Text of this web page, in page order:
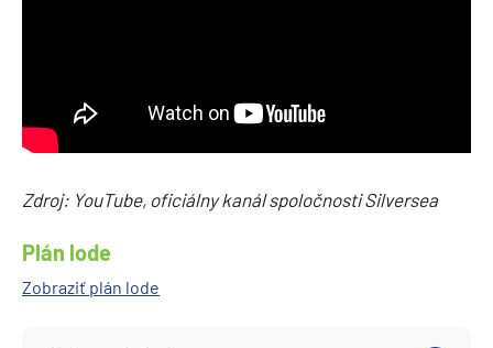
Zdroj: YouTube, oficiálny kanál spoločnosti Silversea
Plán lode
Zobraziť plán lode